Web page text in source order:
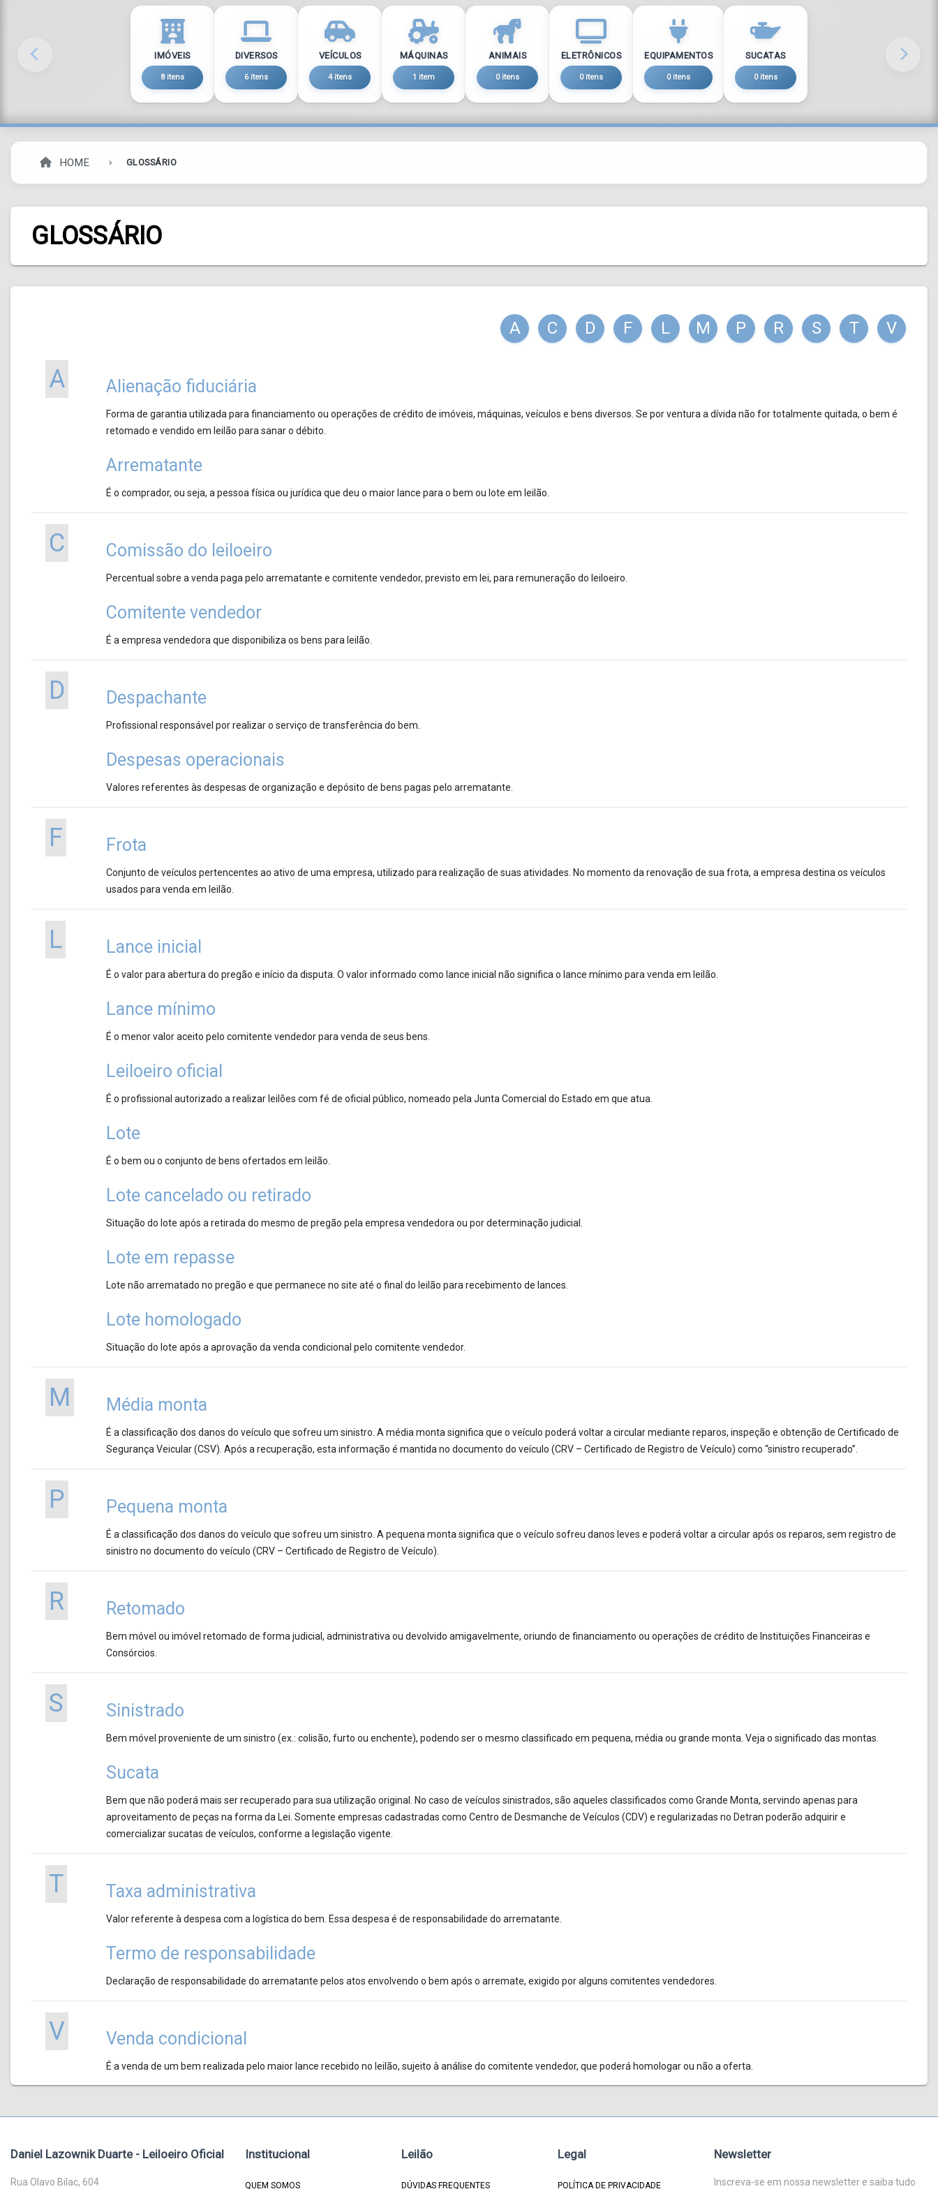
IMÓVEIS
8 itens
DIVERSOS
6 itens
VEÍCULOS
4 itens
MÁQUINAS
1 item
ANIMAIS
0 itens
ELETRÔNICOS
0 itens
EQUIPAMENTOS
0 itens
SUCATAS
0 itens
HOME GLOSSÁRIO
GLOSSÁRIO
A C D F L M P R S T V
A Alienação fiduciária
Forma de garantia utilizada para financiamento ou operações de crédito de imóveis, máquinas, veículos e bens diversos. Se por ventura a dívida não for totalmente quitada, o bem é
retomado e vendido em leilão para sanar o débito.
Arrematante
É o comprador, ou seja, a pessoa física ou jurídica que deu o maior lance para o bem ou lote em leilão.
C Comissão do leiloeiro
Percentual sobre a venda paga pelo arrematante e comitente vendedor, previsto em lei, para remuneração do leiloeiro.
Comitente vendedor
É a empresa vendedora que disponibiliza os bens para leilão.
D Despachante
Profissional responsável por realizar o serviço de transferência do bem.
Despesas operacionais
Valores referentes às despesas de organização e depósito de bens pagas pelo arrematante.
F Frota
Conjunto de veículos pertencentes ao ativo de uma empresa, utilizado para realização de suas atividades. No momento da renovação de sua frota, a empresa destina os veículos
usados para venda em leilão.
L Lance inicial
É o valor para abertura do pregão e início da disputa. O valor informado como lance inicial não significa o lance mínimo para venda em leilão.
Lance mínimo
É o menor valor aceito pelo comitente vendedor para venda de seus bens.
Leiloeiro oficial
É o profissional autorizado a realizar leilões com fé de oficial público, nomeado pela Junta Comercial do Estado em que atua.
Lote
É o bem ou o conjunto de bens ofertados em leilão.
Lote cancelado ou retirado
Situação do lote após a retirada do mesmo de pregão pela empresa vendedora ou por determinação judicial.
Lote em repasse
Lote não arrematado no pregão e que permanece no site até o final do leilão para recebimento de lances.
Lote homologado
Situação do lote após a aprovação da venda condicional pelo comitente vendedor.
M Média monta
É a classificação dos danos do veículo que sofreu um sinistro. A média monta significa que o veículo poderá voltar a circular mediante reparos, inspeção e obtenção de Certificado de
Segurança Veicular (CSV). Após a recuperação, esta informação é mantida no documento do veículo (CRV – Certificado de Registro de Veículo) como “sinistro recuperado”.
P Pequena monta
É a classificação dos danos do veículo que sofreu um sinistro. A pequena monta significa que o veículo sofreu danos leves e poderá voltar a circular após os reparos, sem registro de
sinistro no documento do veículo (CRV – Certificado de Registro de Veículo).
R Retomado
Bem móvel ou imóvel retomado de forma judicial, administrativa ou devolvido amigavelmente, oriundo de financiamento ou operações de crédito de Instituições Financeiras e
Consórcios.
S Sinistrado
Bem móvel proveniente de um sinistro (ex.: colisão, furto ou enchente), podendo ser o mesmo classificado em pequena, média ou grande monta. Veja o significado das montas.
Sucata
Bem que não poderá mais ser recuperado para sua utilização original. No caso de veículos sinistrados, são aqueles classificados como Grande Monta, servindo apenas para
aproveitamento de peças na forma da Lei. Somente empresas cadastradas como Centro de Desmanche de Veículos (CDV) e regularizadas no Detran poderão adquirir e
comercializar sucatas de veículos, conforme a legislação vigente.
T Taxa administrativa
Valor referente à despesa com a logística do bem. Essa despesa é de responsabilidade do arrematante.
Termo de responsabilidade
Declaração de responsabilidade do arrematante pelos atos envolvendo o bem após o arremate, exigido por alguns comitentes vendedores.
V Venda condicional
É a venda de um bem realizada pelo maior lance recebido no leilão, sujeito à análise do comitente vendedor, que poderá homologar ou não a oferta.
Daniel Lazownik Duarte - Leiloeiro Oficial
Rua Olavo Bilac, 604
Institucional
QUEM SOMOS
Leilão
DÚVIDAS FREQUENTES
Legal
POLÍTICA DE PRIVACIDADE
Newsletter
Inscreva-se em nossa newsletter e saiba tudo